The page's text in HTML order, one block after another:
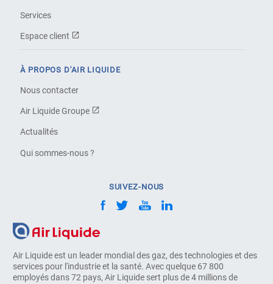
Air Liquide est un leader mondial des gaz, des technologies et des
services pour l'industrie et la santé. Avec quelque 67 800
employés dans 72 pays, Air Liquide sert plus de 4 millions de
Services
Espace client
À PROPOS D'AIR LIQUIDE
Nous contacter
Air Liquide Groupe
Actualités
Qui sommes-nous ?
SUIVEZ-NOUS